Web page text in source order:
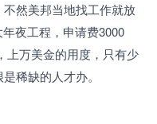
然美邦当地找工作就放
夜工程，申请费3000
上万美金的用度，只有少
稀缺的人才办。